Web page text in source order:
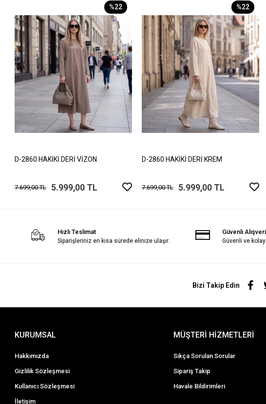
%22
D-2860 HAKİKİ DERİ VİZON
7.699,00 TL 5.999,00 TL
%22
D-2860 HAKİKİ DERİ KREM
7.699,00 TL 5.999,00 TL
Hızlı Teslimat
Siparişleriniz en kısa sürede elinize ulaşır.
Güvenli
Güvenli ve
Bizi Takip Edin
KURUMSAL
Hakkımızda
Gizlilik Sözleşmesi
Kullanıcı Sözleşmesi
İletişim
MÜŞTERİ HİZMETLERİ
Sıkça Sorulan Sorular
Sipariş Takip
Havale Bildirimleri